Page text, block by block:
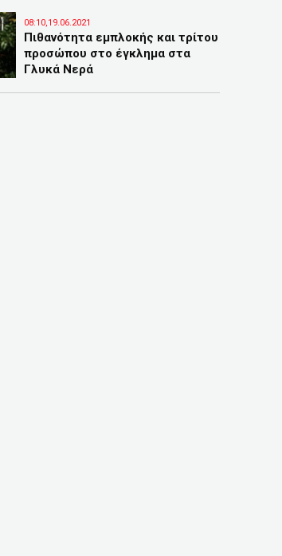
08:10,19.06.2021
Πιθανότητα εμπλοκής και τρίτου
προσώπου στο έγκλημα στα
Γλυκά Νερά